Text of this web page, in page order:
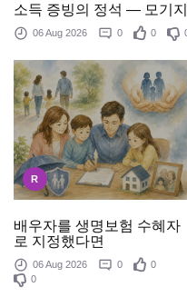
소득 증빙의 정석 — 모기
06 Aug 2026 0 0
R
배우자를 생명보험 수혜자
로 지정했다면
06 Aug 2026 0
0
0